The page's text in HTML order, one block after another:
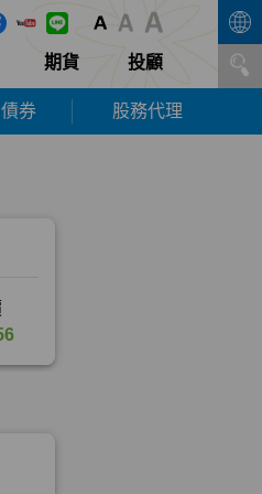
期貨 投顧
債券 股務代理